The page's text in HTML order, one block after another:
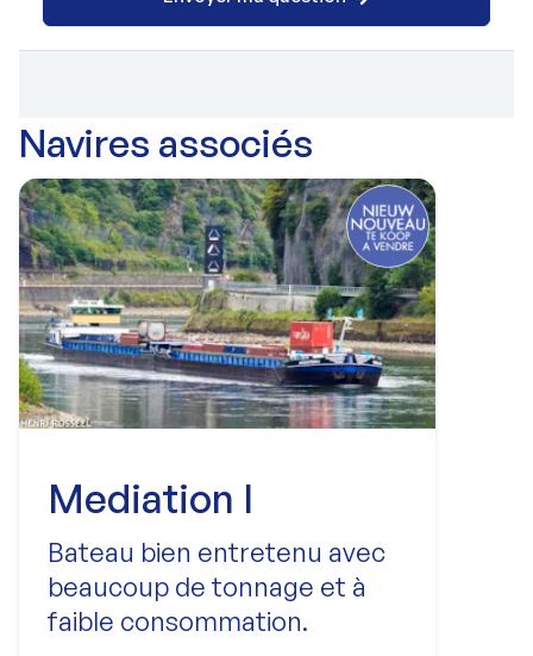
Navires associés
Mediation I
Bateau bien entretenu avec
beaucoup de tonnage et à
faible consommation.